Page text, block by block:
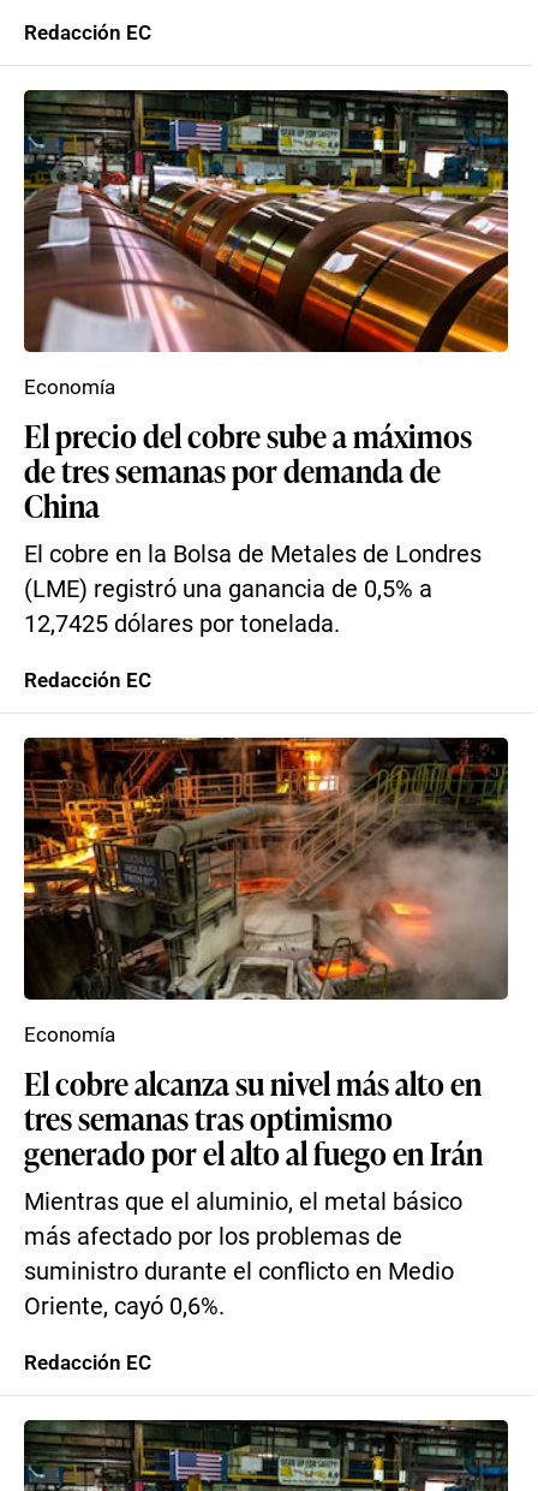
Redacción EC
El precio del cobre sube a máximos
de tres semanas por demanda de
China
El cobre en la Bolsa de Metales de Londres
(LME) registró una ganancia de 0,5% a
12,7425 dólares por tonelada.
Economía
Redacción EC
El cobre alcanza su nivel más alto en
tres semanas tras optimismo
generado por el alto al fuego en Irán
Mientras que el aluminio, el metal básico
más afectado por los problemas de
suministro durante el conflicto en Medio
Oriente, cayó 0,6%.
Economía
Redacción EC